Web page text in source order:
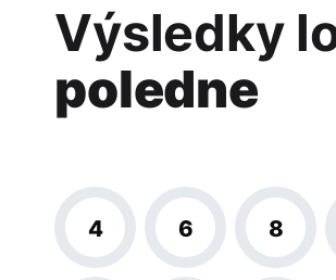
Výsledky
poledne
4 6 8